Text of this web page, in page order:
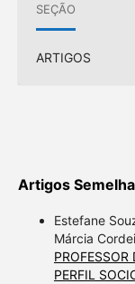
SEÇÃO
ARTIGOS
Artigos
Estefane
Márcia
PROFESSOR
PERFIL